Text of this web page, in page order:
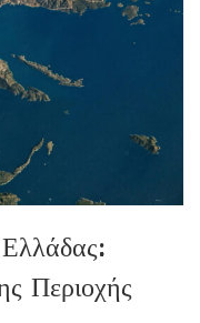
Περιοχής